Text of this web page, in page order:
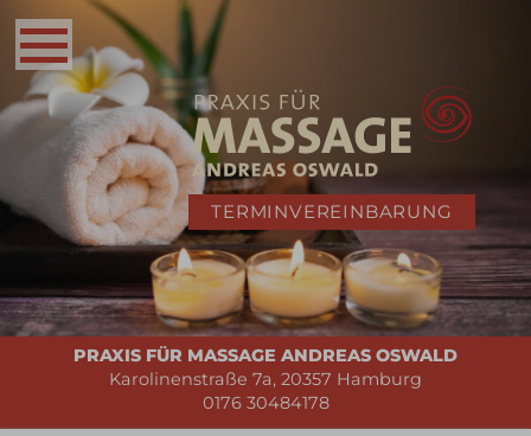
TERMINVEREINBARUNG
PRAXIS FÜR MASSAGE ANDREAS OSWALD
Karolinenstraße 7a, 20357 Hamburg
0176 30484178